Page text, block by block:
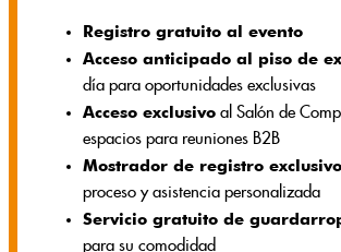
Registro gratuito al evento
Acceso anticipado al piso de
día para oportunidades exclusivas
Acceso exclusivo al Salón de
espacios para reuniones B2B
Mostrador de registro exclusivo
proceso y asistencia personalizada
Servicio gratuito de
para su comodidad